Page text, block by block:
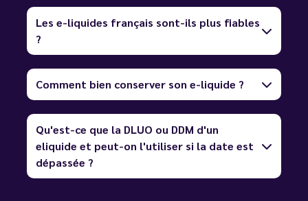
Les e-liquides français sont-ils plus fiables
?
Comment bien conserver son e-liquide ?
Qu'est-ce que la DLUO ou DDM d'un
eliquide et peut-on l'utiliser si la date est
dépassée ?